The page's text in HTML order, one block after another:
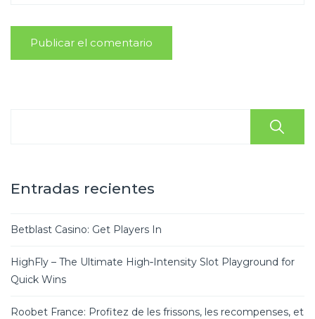
Entradas recientes
Betblast Casino: Get Players In
HighFly – The Ultimate High‑Intensity Slot Playground for
Quick Wins
Roobet France: Profitez de les frissons, les recompenses, et